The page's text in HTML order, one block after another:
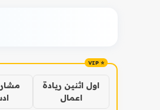
اول اثنين ريادة
اعمال